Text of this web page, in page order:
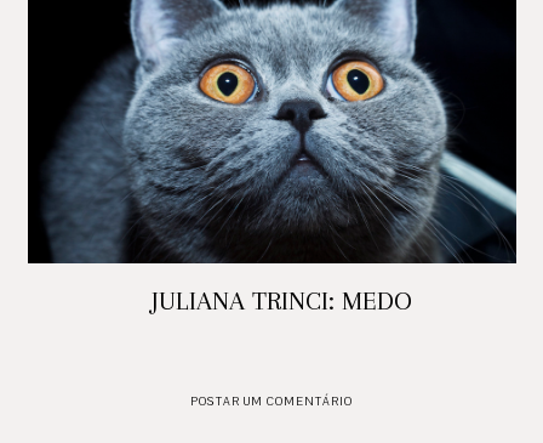
JULIANA TRINCI: MEDO
POSTAR UM COMENTÁRIO